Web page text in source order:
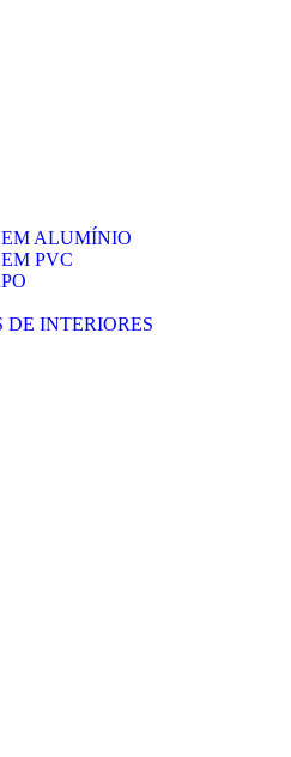
ALUMÍNIO
PVC
DE INTERIORES